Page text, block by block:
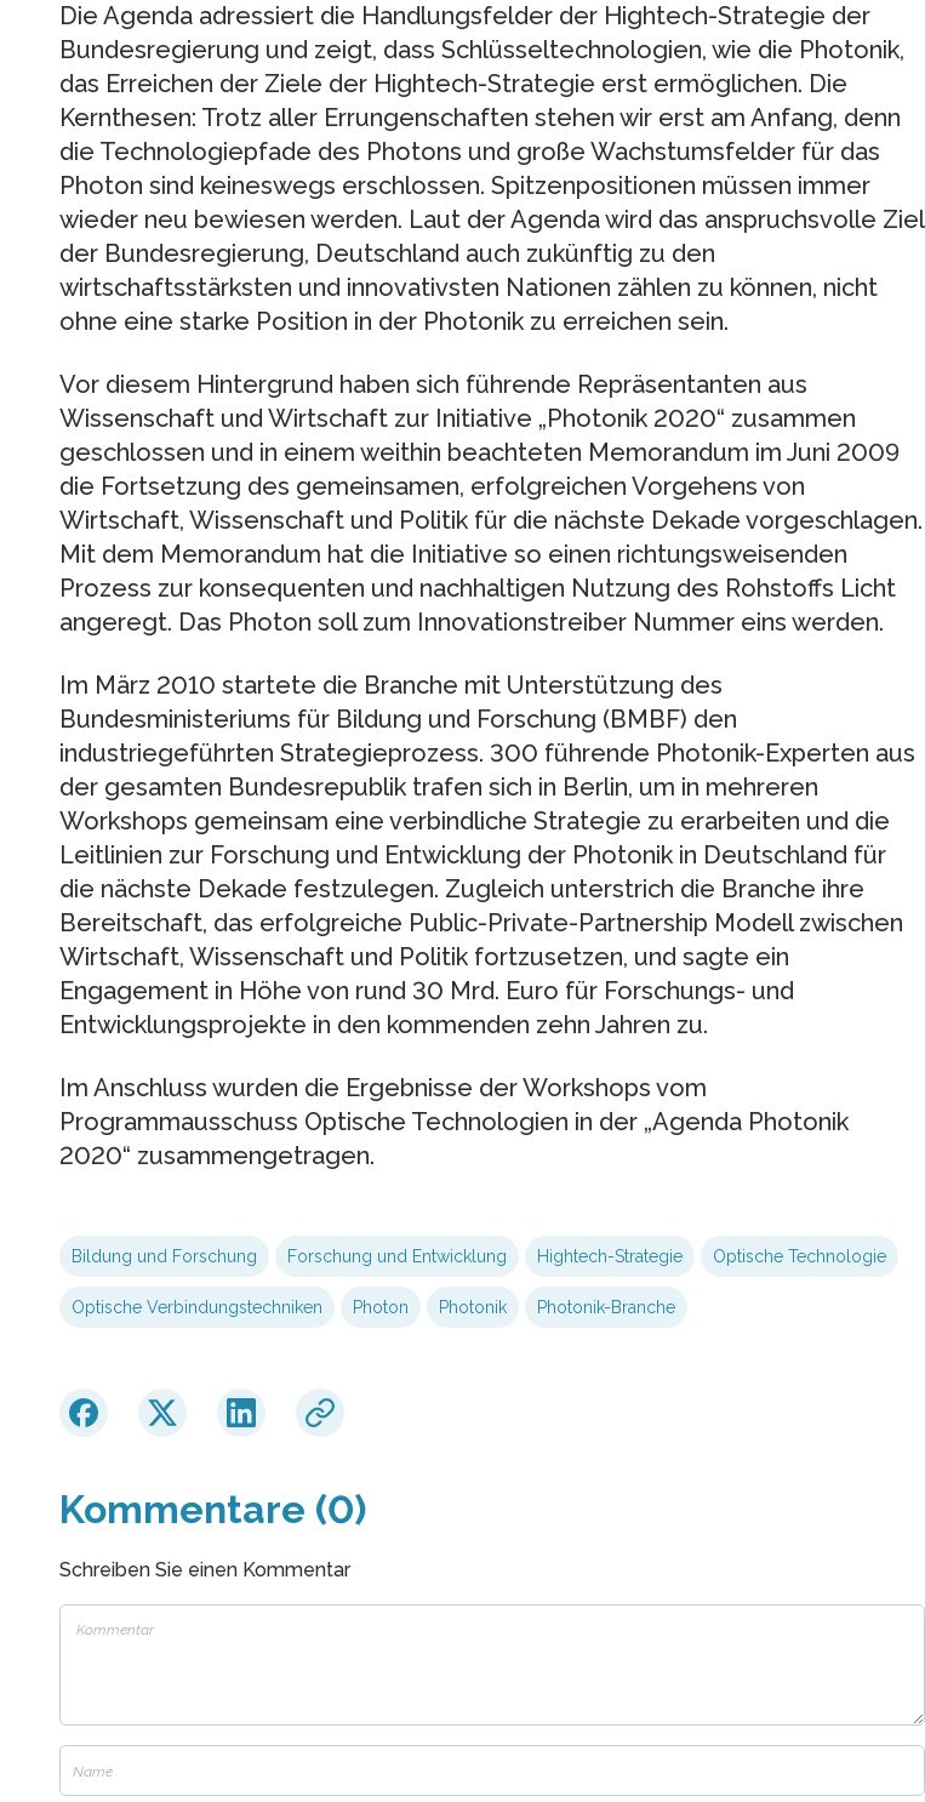
Die Agenda adressiert die Handlungsfelder der Hightech-Strategie der
Bundesregierung und zeigt, dass Schlüsseltechnologien, wie die Photonik,
das Erreichen der Ziele der Hightech-Strategie erst ermöglichen. Die
Kernthesen: Trotz aller Errungenschaften stehen wir erst am Anfang, denn
die Technologiepfade des Photons und große Wachstumsfelder für das
Photon sind keineswegs erschlossen. Spitzenpositionen müssen immer
wieder neu bewiesen werden. Laut der Agenda wird das anspruchsvolle Ziel
der Bundesregierung, Deutschland auch zukünftig zu den
wirtschaftsstärksten und innovativsten Nationen zählen zu können, nicht
ohne eine starke Position in der Photonik zu erreichen sein.
Vor diesem Hintergrund haben sich führende Repräsentanten aus
Wissenschaft und Wirtschaft zur Initiative „Photonik 2020“ zusammen
geschlossen und in einem weithin beachteten Memorandum im Juni 2009
die Fortsetzung des gemeinsamen, erfolgreichen Vorgehens von
Wirtschaft, Wissenschaft und Politik für die nächste Dekade vorgeschlagen.
Mit dem Memorandum hat die Initiative so einen richtungsweisenden
Prozess zur konsequenten und nachhaltigen Nutzung des Rohstoffs Licht
angeregt. Das Photon soll zum Innovationstreiber Nummer eins werden.
Im März 2010 startete die Branche mit Unterstützung des
Bundesministeriums für Bildung und Forschung (BMBF) den
industriegeführten Strategieprozess. 300 führende Photonik-Experten aus
der gesamten Bundesrepublik trafen sich in Berlin, um in mehreren
Workshops gemeinsam eine verbindliche Strategie zu erarbeiten und die
Leitlinien zur Forschung und Entwicklung der Photonik in Deutschland für
die nächste Dekade festzulegen. Zugleich unterstrich die Branche ihre
Bereitschaft, das erfolgreiche Public-Private-Partnership Modell zwischen
Wirtschaft, Wissenschaft und Politik fortzusetzen, und sagte ein
Engagement in Höhe von rund 30 Mrd. Euro für Forschungs- und
Entwicklungsprojekte in den kommenden zehn Jahren zu.
Im Anschluss wurden die Ergebnisse der Workshops vom
Programmausschuss Optische Technologien in der „Agenda Photonik
2020“ zusammengetragen.
Bildung und Forschung Forschung und Entwicklung Hightech-Strategie Optische Technologie
Optische Verbindungstechniken Photon Photonik Photonik-Branche
Kommentare (0)
Schreiben Sie einen Kommentar